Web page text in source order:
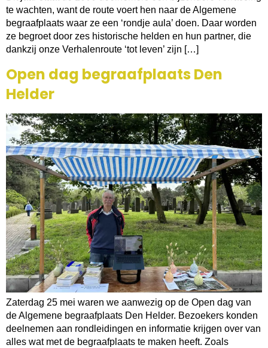
te wachten, want de route voert hen naar de Algemene
begraafplaats waar ze een ‘rondje aula’ doen. Daar worden
ze begroet door zes historische helden en hun partner, die
dankzij onze Verhalenroute ‘tot leven’ zijn […]
Open dag begraafplaats Den
Helder
Zaterdag 25 mei waren we aanwezig op de Open dag van
de Algemene begraafplaats Den Helder. Bezoekers konden
deelnemen aan rondleidingen en informatie krijgen over van
alles wat met de begraafplaats te maken heeft. Zoals